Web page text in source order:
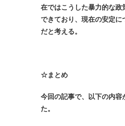
在ではこうした暴力的な政
できており、 現在の安定に
だと考える。
☆まとめ
今回の記事で、以下の内容
た。